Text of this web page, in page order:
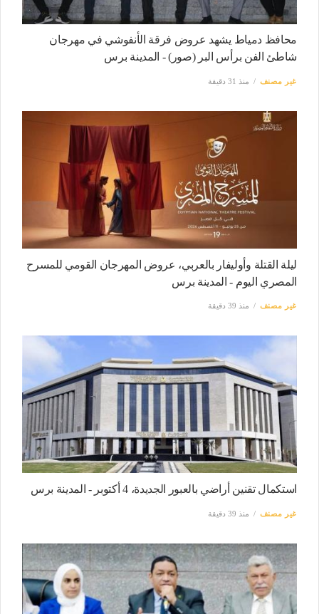
محافظ دمياط يشهد عروض فرقة الأنفوشي في مهرجان
شاطئ الفن برأس البر (صور) - المدينة برس
غير مصنف منذ 31 دقيقة
ليلة القتلة وأوليفار بالعربي، عروض المهرجان القومي للمسرح
المصري اليوم - المدينة برس
غير مصنف منذ 39 دقيقة
استكمال تقنين أراضي بالعبور الجديدة، 4 أكتوبر - المدينة برس
غير مصنف منذ 39 دقيقة